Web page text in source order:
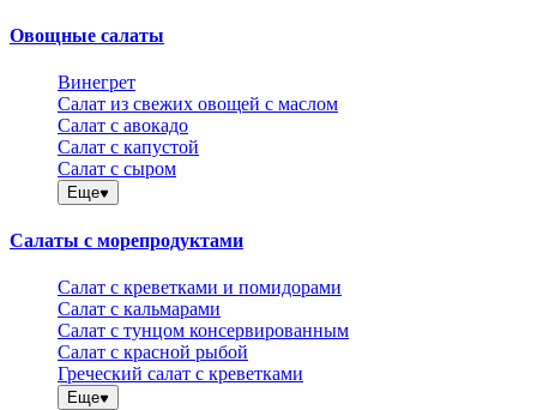
Овощные салаты
Винегрет
Салат из свежих овощей с маслом
Салат с авокадо
Салат с капустой
Салат с сыром
Еще
Салаты с морепродуктами
Салат с креветками и помидорами
Салат с кальмарами
Салат с тунцом консервированным
Салат с красной рыбой
Греческий салат с креветками
Еще